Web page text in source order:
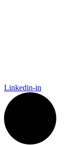
Linkedin-in